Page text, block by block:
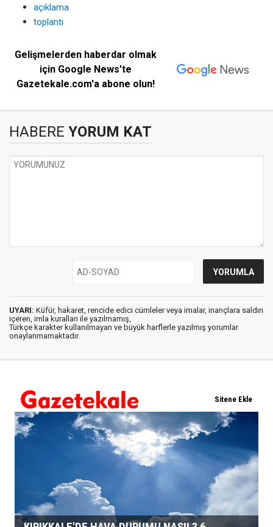
açıklama
toplantı
Gelişmelerden haberdar olmak
için Google News'te
Gazetekale.com'a abone olun!
HABERE YORUM KAT
UYARI: Küfür, hakaret, rencide edici cümleler veya imalar, inançlara saldırı
içeren, imla kuralları ile yazılmamış,
Türkçe karakter kullanılmayan ve büyük harflerle yazılmış yorumlar
onaylanmamaktadır.